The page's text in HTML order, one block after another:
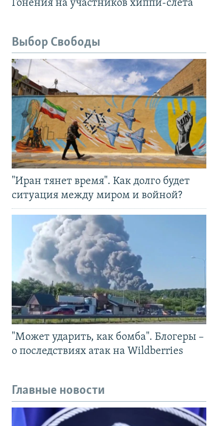
Гонения на участников хиппи-слёта
Выбор Свободы
"Иран тянет время". Как долго будет
ситуация между миром и войной?
"Может ударить, как бомба". Блогеры –
о последствиях атак на Wildberries
Главные новости